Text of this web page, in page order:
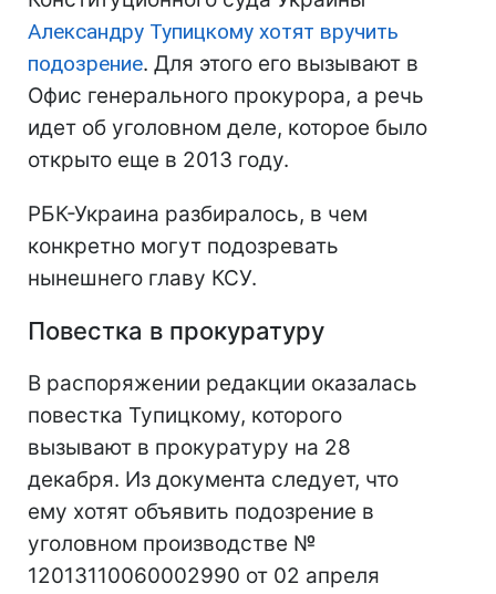
Александру Тупицкому хотят вручить
подозрение. Для этого его вызывают в
Офис генерального прокурора, а речь
идет об уголовном деле, которое было
открыто еще в 2013 году.
РБК-Украина разбиралось, в чем
конкретно могут подозревать
нынешнего главу КСУ.
Повестка в прокуратуру
В распоряжении редакции оказалась
повестка Тупицкому, которого
вызывают в прокуратуру на 28
декабря. Из документа следует, что
ему хотят объявить подозрение в
уголовном производстве №
12013110060002990 от 02 апреля